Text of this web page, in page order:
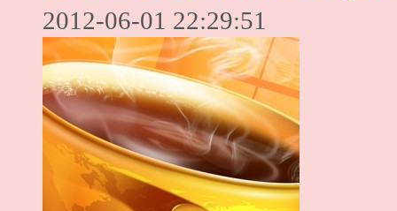
2012-06-01 22:29:51